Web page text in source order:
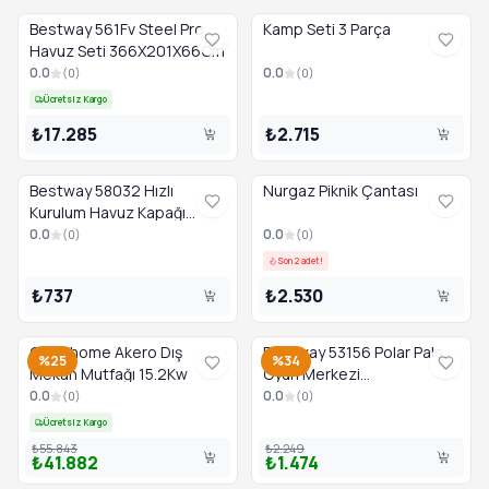
Bestway 561Fv Steel Pro
Havuz Seti 366X201X66Cm
0.0 (0)
Ücretsiz Kargo
₺17.285
Kamp Seti 3 Parça
0.0 (0)
₺2.715
Bestway 58032 Hızlı
Kurulum Havuz Kapağı
244Cm
0.0 (0)
₺737
Nurgaz Piknik Çantası
0.0 (0)
Son 2 adet!
₺2.530
%25
Goodhome Akero Dış
Mekan Mutfağı 15.2Kw
0.0 (0)
Ücretsiz Kargo
₺55.843
₺41.882
%34
Bestway 53156 Polar Pals
Oyun Merkezi
134X131X73Cm
0.0 (0)
₺2.249
₺1.474